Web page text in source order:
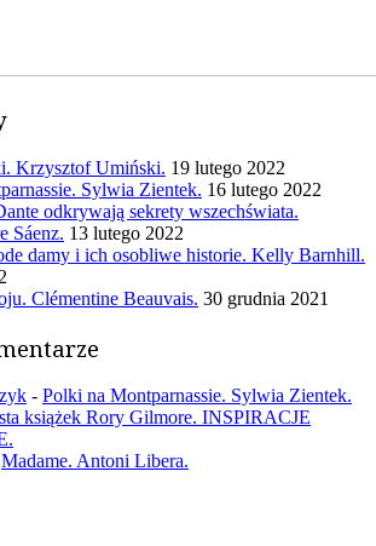
Krzysztof Umiński. 19 lutego 2022
Sylwia Zientek. 16 lutego 2022
odkrywają sekrety wszechświata.
Sáenz. 13 lutego 2022
damy i ich osobliwe historie. Kelly Barnhill.
Clémentine Beauvais. 30 grudnia 2021
- Polki na Montparnassie. Sylwia Zientek.
książek Rory Gilmore. INSPIRACJE
Madame. Antoni Libera.